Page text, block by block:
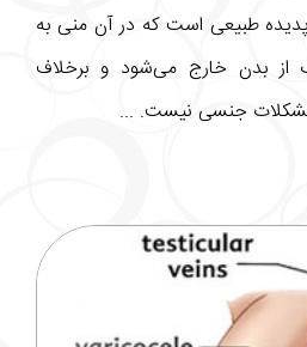
پدیده طبیعی است که در آن منی به
از بدن خارج می‌شود و برخلاف
مشکلات جنسی نیست. ...